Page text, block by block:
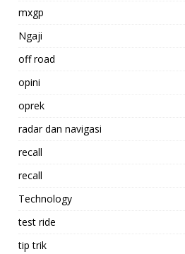
mxgp
Ngaji
off road
opini
oprek
radar dan navigasi
recall
recall
Technology
test ride
tip trik